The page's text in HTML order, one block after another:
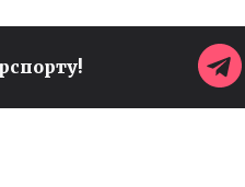
ІГРОВА
БУДЕ
НА